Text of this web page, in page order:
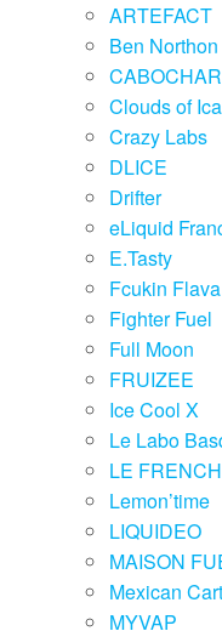
ARTEFACT
Ben Northon
Clouds of
Crazy Labs
DLICE
Drifter
eLiquid
E.Tasty
Fcukin Flava
Fighter Fuel
Full Moon
FRUIZEE
Ice Cool X
Le Labo
LE
Lemon’time
LIQUIDEO
MAISON
Mexican
MYVAP